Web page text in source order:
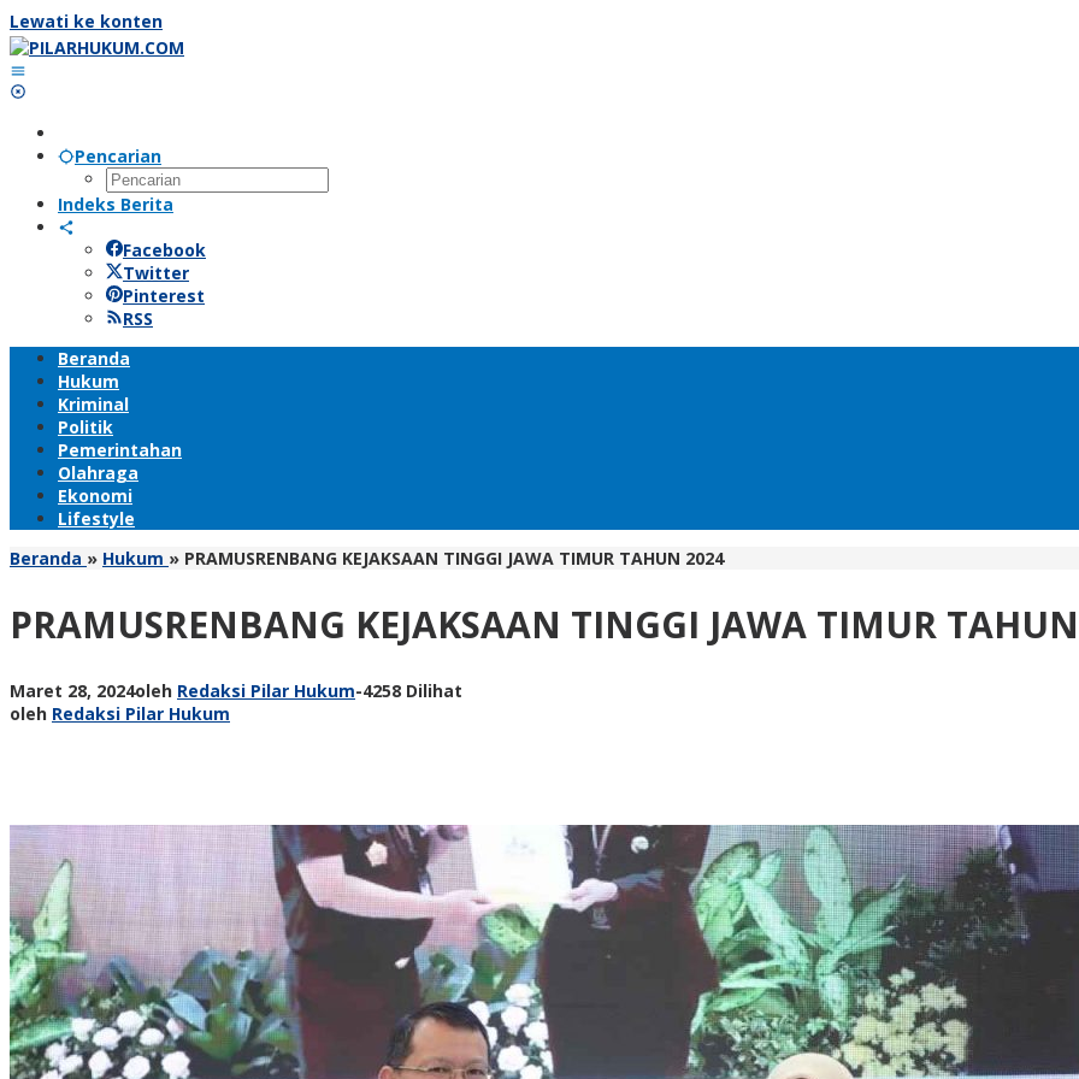
Lewati ke konten
Pencarian
Indeks Berita
Facebook
Twitter
Pinterest
RSS
Beranda
Hukum
Kriminal
Politik
Pemerintahan
Olahraga
Ekonomi
Lifestyle
Beranda » Hukum » PRAMUSRENBANG KEJAKSAAN TINGGI JAWA TIMUR TAHUN 2024
PRAMUSRENBANG KEJAKSAAN TINGGI JAWA TIMUR
Maret 28, 2024oleh Redaksi Pilar Hukum-4258 Dilihat
oleh Redaksi Pilar Hukum